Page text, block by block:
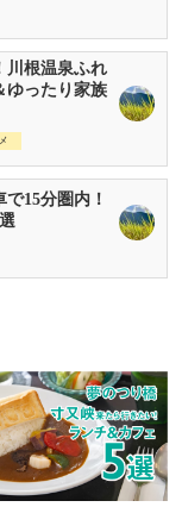
川根温泉ふれ
ゆったり家族
15分圏内！